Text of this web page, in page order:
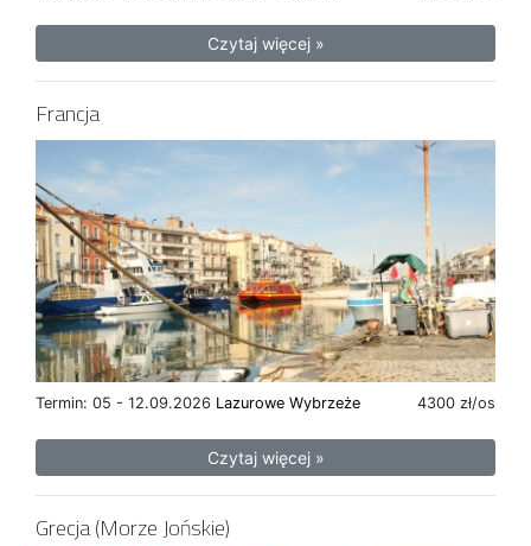
Czytaj więcej »
Francja
Termin: 05 - 12.09.2026 4300 zł/os
Lazurowe Wybrzeże
Czytaj więcej »
Grecja (Morze Jońskie)